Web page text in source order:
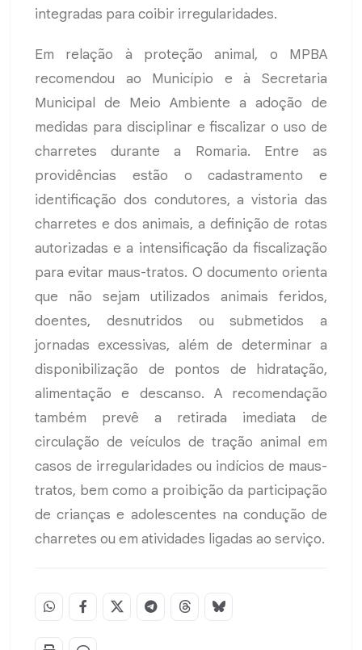
integradas para coibir irregularidades.
Em relação à proteção animal, o MPBA
recomendou ao Município e à Secretaria
Municipal de Meio Ambiente a adoção de
medidas para disciplinar e fiscalizar o uso de
charretes durante a Romaria. Entre as
providências estão o cadastramento e
identificação dos condutores, a vistoria das
charretes e dos animais, a definição de rotas
autorizadas e a intensificação da fiscalização
para evitar maus-tratos. O documento orienta
que não sejam utilizados animais feridos,
doentes, desnutridos ou submetidos a
jornadas excessivas, além de determinar a
disponibilização de pontos de hidratação,
alimentação e descanso. A recomendação
também prevê a retirada imediata de
circulação de veículos de tração animal em
casos de irregularidades ou indícios de maus-
tratos, bem como a proibição da participação
de crianças e adolescentes na condução de
charretes ou em atividades ligadas ao serviço.